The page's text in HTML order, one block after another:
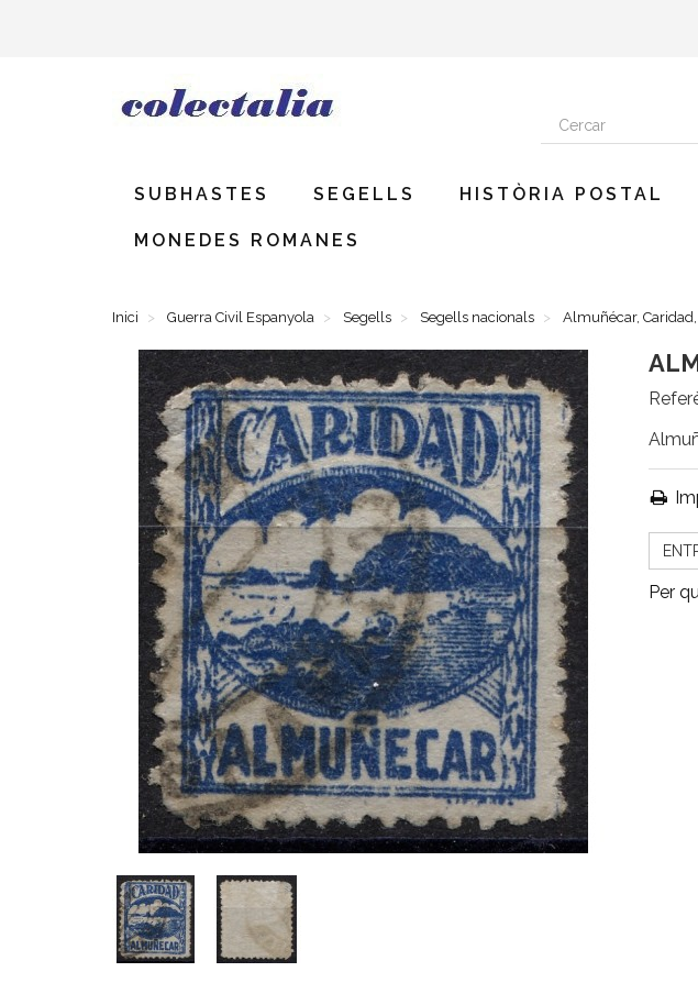
SUBHASTES SEGELLS HISTÒRIA POSTAL
MONEDES ROMANES
Inici Guerra Civil Espanyola Segells Segells nacionals Almuñécar,
Per